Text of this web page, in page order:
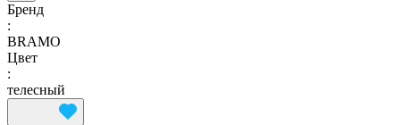
Бренд
:
BRAMO
Цвет
:
телесный